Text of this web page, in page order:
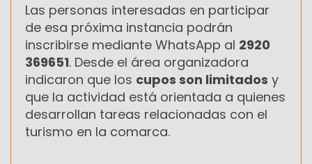
Las personas interesadas en participar
de esa próxima instancia podrán
inscribirse mediante WhatsApp al 2920
369651. Desde el área organizadora
indicaron que los cupos son limitados y
que la actividad está orientada a quienes
desarrollan tareas relacionadas con el
turismo en la comarca.